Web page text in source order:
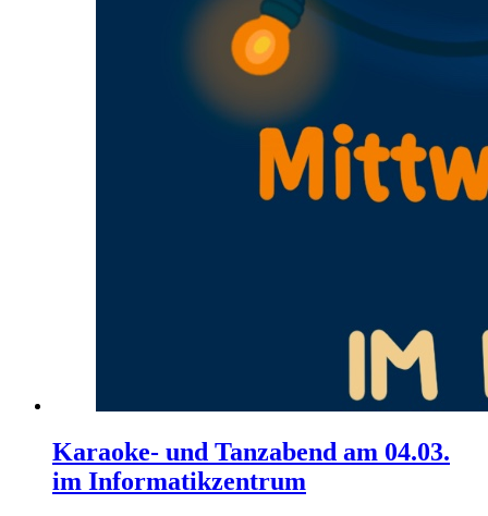
Karaoke- und Tanzabend am 04.03.
im Informatikzentrum